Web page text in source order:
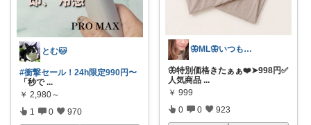
とむ🐱
#衝撃セール！24h限定990円〜
「秒で ...
￥ 2,980～
1 0 970
🦋ML🦋いつもありがとう💓
🦋特別価格きたぁぁ❤️➤998円✅
人気商品 ...
￥ 999
0 0 923